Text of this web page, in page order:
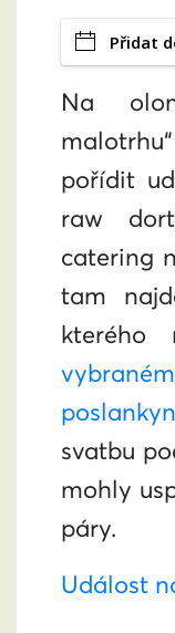
Přidat
Na
pořídit
raw
catering
tam
kterého
svatbu
mohly
páry.
Událost